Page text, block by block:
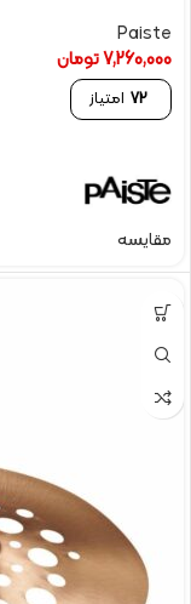
Paiste
7,260,000تومان
72 امتیاز
مقایسه